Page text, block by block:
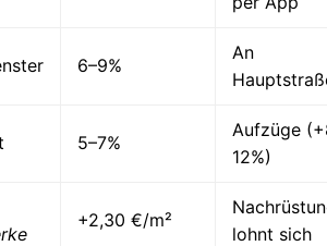
6–9%
An
5–7%
Aufzüge
12%)
+2,30 €/m²
lohnt sich